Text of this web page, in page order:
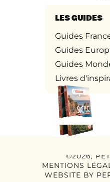
LES GUIDES
Guides
Guides
Guides
Livres
©2026,
MENTIONS
WEBSITE BY